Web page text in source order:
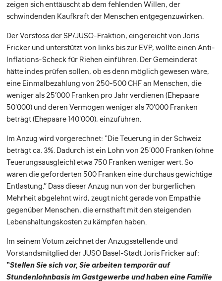
zeigen sich enttäuscht ab dem fehlenden Willen, der
schwindenden Kaufkraft der Menschen entgegenzuwirken.
Der Vorstoss der SP/JUSO-Fraktion, eingereicht von Joris
Fricker und unterstützt von links bis zur EVP, wollte einen Anti-
Inflations-Scheck für Riehen einführen. Der Gemeinderat
hätte indes prüfen sollen, ob es denn möglich gewesen wäre,
eine Einmalbezahlung von 250-500 CHF an Menschen, die
weniger als 25’000 Franken pro Jahr verdienen (Ehepaare
50'000) und deren Vermögen weniger als 70’000 Franken
beträgt (Ehepaare 140'000), einzuführen.
Im Anzug wird vorgerechnet: “Die Teuerung in der Schweiz
beträgt ca. 3%. Dadurch ist ein Lohn von 25'000 Franken (ohne
Teuerungsausgleich) etwa 750 Franken weniger wert. So
wären die geforderten 500 Franken eine durchaus gewichtige
Entlastung.” Dass dieser Anzug nun von der bürgerlichen
Mehrheit abgelehnt wird, zeugt nicht gerade von Empathie
gegenüber Menschen, die ernsthaft mit den steigenden
Lebenshaltungskosten zu kämpfen haben.
Im seinem Votum zeichnet der Anzugsstellende und
Vorstandsmitglied der JUSO Basel-Stadt Joris Fricker auf:
“Stellen Sie sich vor, Sie arbeiten temporär auf
Stundenlohnbasis im Gastgewerbe und haben eine Familie